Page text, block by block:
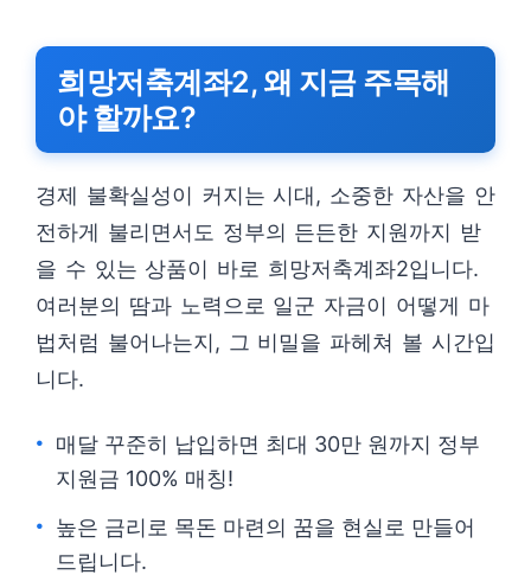
희망저축계좌2, 왜 지금 주목해
야 할까요?
경제 불확실성이 커지는 시대, 소중한 자산을 안
전하게 불리면서도 정부의 든든한 지원까지 받
을 수 있는 상품이 바로 희망저축계좌2입니다.
여러분의 땀과 노력으로 일군 자금이 어떻게 마
법처럼 불어나는지, 그 비밀을 파헤쳐 볼 시간입
니다.
매달 꾸준히 납입하면 최대 30만 원까지 정부
지원금 100% 매칭!
높은 금리로 목돈 마련의 꿈을 현실로 만들어
드립니다.